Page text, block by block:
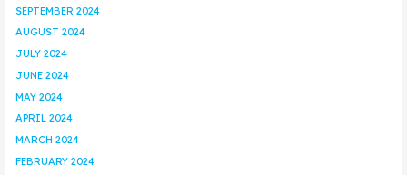
SEPTEMBER 2024
AUGUST 2024
JULY 2024
JUNE 2024
MAY 2024
APRIL 2024
MARCH 2024
FEBRUARY 2024